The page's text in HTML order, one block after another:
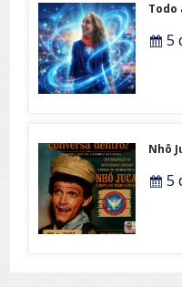
Todo
5
Nhô
5